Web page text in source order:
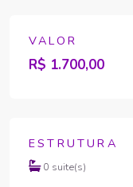
VALOR
R$ 1.700,00
ESTRUTURA
0 suite(s)